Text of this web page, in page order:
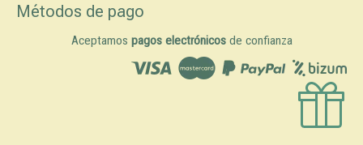
Métodos de pago
Aceptamos pagos electrónicosde confianza